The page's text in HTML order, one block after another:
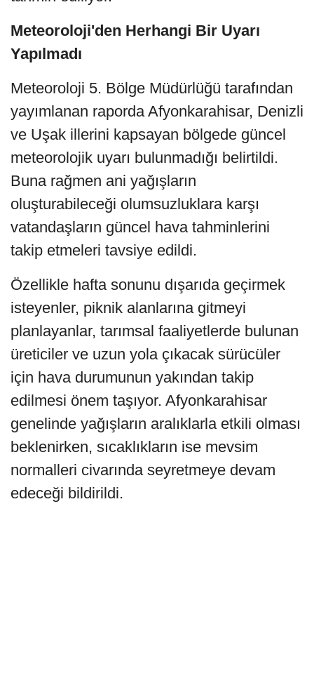
Meteoroloji'den Herhangi Bir Uyarı
Yapılmadı
Meteoroloji 5. Bölge Müdürlüğü tarafından
yayımlanan raporda Afyonkarahisar, Denizli
ve Uşak illerini kapsayan bölgede güncel
meteorolojik uyarı bulunmadığı belirtildi.
Buna rağmen ani yağışların
oluşturabileceği olumsuzluklara karşı
vatandaşların güncel hava tahminlerini
takip etmeleri tavsiye edildi.
Özellikle hafta sonunu dışarıda geçirmek
isteyenler, piknik alanlarına gitmeyi
planlayanlar, tarımsal faaliyetlerde bulunan
üreticiler ve uzun yola çıkacak sürücüler
için hava durumunun yakından takip
edilmesi önem taşıyor. Afyonkarahisar
genelinde yağışların aralıklarla etkili olması
beklenirken, sıcaklıkların ise mevsim
normalleri civarında seyretmeye devam
edeceği bildirildi.